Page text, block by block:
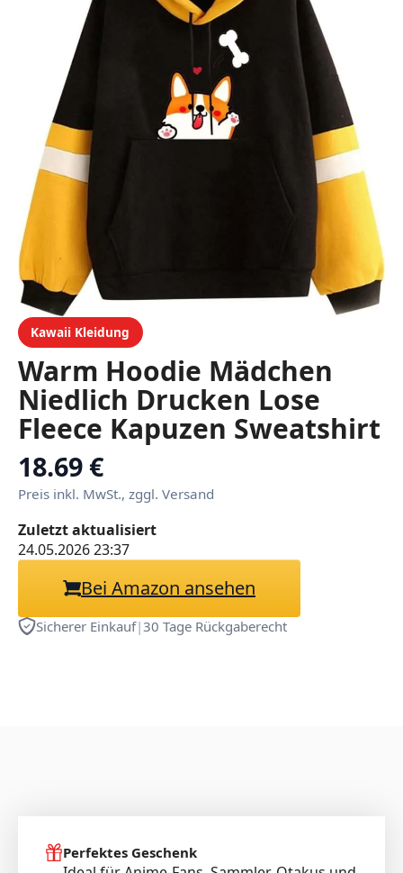
Kawaii Kleidung
Warm Hoodie Mädchen
Niedlich Drucken Lose
Fleece Kapuzen Sweatshirt
Cartoon Oversized
Pullover Sweatshirt
Kapuzenoberteil Kawaii
Hoodie Katzenohren
Langarm Kapuzenpullover
Herbst Winter Pulli
18.69 €
Preis inkl. MwSt., zggl. Versand
Zuletzt aktualisiert
24.05.2026 23:37
Bei Amazon ansehen
Sicherer Einkauf|30 Tage Rückgaberecht
Perfektes Geschenk